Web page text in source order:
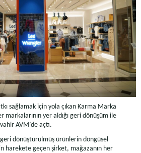
sağlamak için yola çıkan Karma Marka
markalarının yer aldığı geri dönüşüm ile
AVM’de açtı.
dönüştürülmüş ürünlerin döngüsel
harekete geçen şirket, mağazanın her